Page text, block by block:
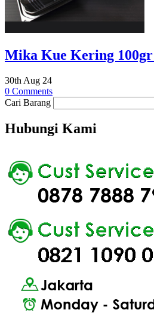
Mika Kue Kering 100gr
30th Aug 24
0 Comments
Cari Barang
Hubungi Kami